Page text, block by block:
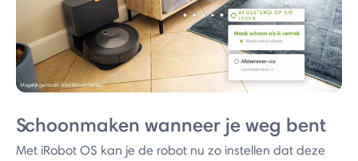
Schoonmaken wanneer je weg bent
Met iRobot OS kan je de robot nu zo instellen dat deze